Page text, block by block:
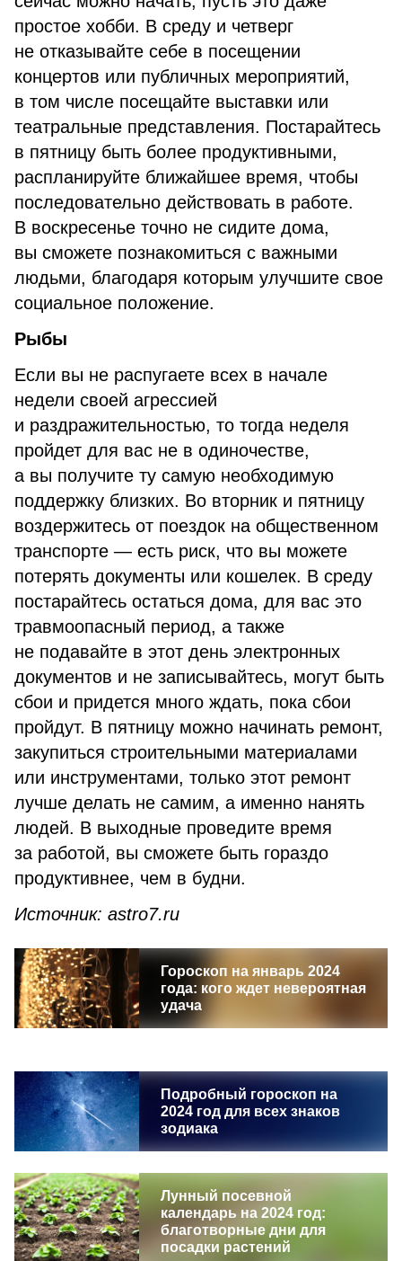
простое хобби. В среду и четверг
не отказывайте себе в посещении
концертов или публичных мероприятий,
в том числе посещайте выставки или
театральные представления. Постарайтесь
в пятницу быть более продуктивными,
распланируйте ближайшее время, чтобы
последовательно действовать в работе.
В воскресенье точно не сидите дома,
вы сможете познакомиться с важными
людьми, благодаря которым улучшите свое
социальное положение.
Рыбы
Если вы не распугаете всех в начале
недели своей агрессией
и раздражительностью, то тогда неделя
пройдет для вас не в одиночестве,
а вы получите ту самую необходимую
поддержку близких. Во вторник и пятницу
воздержитесь от поездок на общественном
транспорте — есть риск, что вы можете
потерять документы или кошелек. В среду
постарайтесь остаться дома, для вас это
травмоопасный период, а также
не подавайте в этот день электронных
документов и не записывайтесь, могут быть
сбои и придется много ждать, пока сбои
пройдут. В пятницу можно начинать ремонт,
закупиться строительными материалами
или инструментами, только этот ремонт
лучше делать не самим, а именно нанять
людей. В выходные проведите время
за работой, вы сможете быть гораздо
продуктивнее, чем в будни.
Источник: astro7.ru
Гороскоп на январь 2024
года: кого ждет невероятная
удача
Подробный гороскоп на
2024 год для всех знаков
зодиака
Лунный посевной
календарь на 2024 год:
благотворные дни для
посадки растений